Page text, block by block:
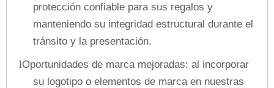
protección confiable para sus regalos y
manteniendo su integridad estructural durante el
tránsito y la presentación.
lOportunidades de marca mejoradas: al incorporar
su logotipo o elementos de marca en nuestras